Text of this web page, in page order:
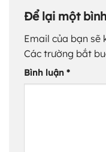
Để lại một
Email của bạn sẽ
Các trường bắt
Bình luận *